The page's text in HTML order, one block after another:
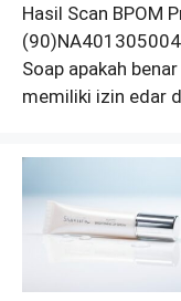
Hasil Scan BPOM
Soap apakah
memiliki izin edar